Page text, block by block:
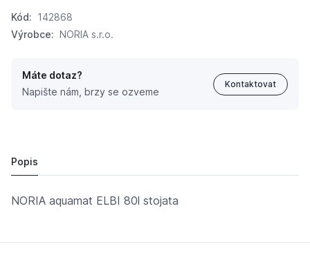
Kód: 142868
Výrobce: NORIA s.r.o.
Máte dotaz?
Napište nám, brzy se ozveme
Kontaktovat
Popis
NORIA aquamat ELBI 80l stojata